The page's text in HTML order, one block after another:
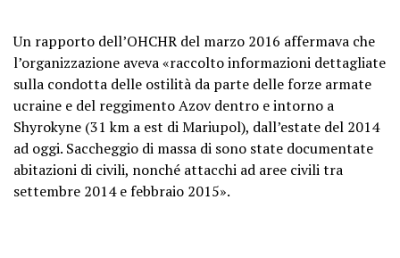
Un rapporto dell’OHCHR del marzo 2016 affermava che
l’organizzazione aveva «raccolto informazioni dettagliate
sulla condotta delle ostilità da parte delle forze armate
ucraine e del reggimento Azov dentro e intorno a
Shyrokyne (31 km a est di Mariupol), dall’estate del 2014
ad oggi. Saccheggio di massa di sono state documentate
abitazioni di civili, nonché attacchi ad aree civili tra
settembre 2014 e febbraio 2015».